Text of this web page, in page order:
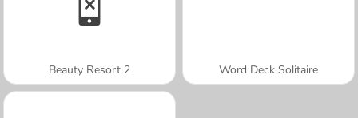
Beauty Resort 2 Word Deck Solitaire